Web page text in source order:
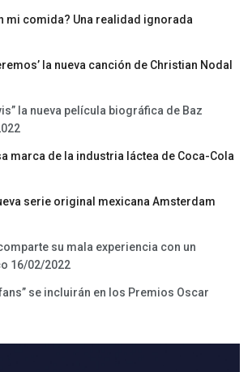
mi comida? Una realidad ignorada
la nueva canción de Christian Nodal
la nueva película biográfica de Baz
marca de la industria láctea de Coca-Cola
serie original mexicana Amsterdam
su mala experiencia con un
16/02/2022
se incluirán en los Premios Oscar